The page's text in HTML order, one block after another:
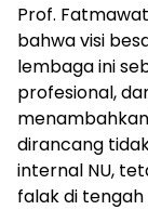
Prof.
bahwa visi
lembaga ini
profesional,
dirancang
internal NU,
falak di